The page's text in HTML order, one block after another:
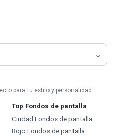
para tu estilo y personalidad.
Top Fondos de pantalla
Ciudad Fondos de pantalla
Rojo Fondos de pantalla